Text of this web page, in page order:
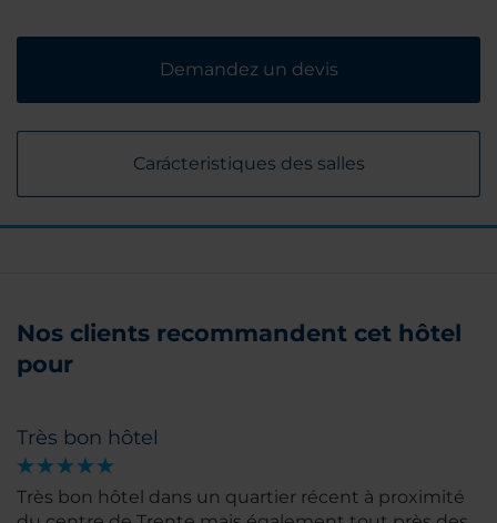
Demandez un devis
Carácteristiques des salles
Nos clients recommandent cet hôtel
pour
Très bon hôtel
Très bon hôtel dans un quartier récent à proximité